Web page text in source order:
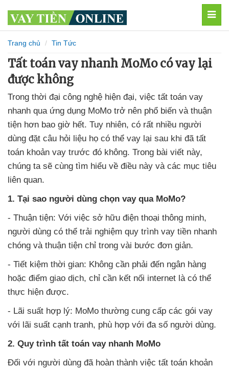
Trang chủ Tin Tức
Tất toán vay nhanh MoMo có vay lại
được không
Trong thời đại công nghệ hiện đại, việc tất toán vay
nhanh qua ứng dụng MoMo trở nên phổ biến và thuận
tiện hơn bao giờ hết. Tuy nhiên, có rất nhiều người
dùng đặt câu hỏi liệu họ có thể vay lại sau khi đã tất
toán khoản vay trước đó không. Trong bài viết này,
chúng ta sẽ cùng tìm hiểu về điều này và các mục tiêu
liên quan.
1. Tại sao người dùng chọn vay qua MoMo?
- Thuận tiện: Với việc sở hữu điện thoại thông minh,
người dùng có thể trải nghiệm quy trình vay tiền nhanh
chóng và thuận tiện chỉ trong vài bước đơn giản.
- Tiết kiệm thời gian: Không cần phải đến ngân hàng
hoặc điểm giao dịch, chỉ cần kết nối internet là có thể
thực hiện được.
- Lãi suất hợp lý: MoMo thường cung cấp các gói vay
với lãi suất cạnh tranh, phù hợp với đa số người dùng.
2. Quy trình tất toán vay nhanh MoMo
Đối với người dùng đã hoàn thành việc tất toán khoản